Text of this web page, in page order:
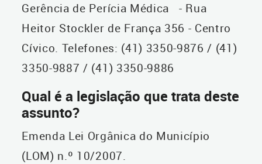
Gerência de Perícia Médica - Rua
Heitor Stockler de França 356 - Centro
Cívico. Telefones: (41) 3350-9876 / (41)
3350-9887 / (41) 3350-9886
Qual é a legislação que trata deste
assunto?
Emenda Lei Orgânica do Município
(LOM) n.º 10/2007.